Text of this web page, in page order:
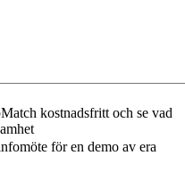
kostnadsfritt och se vad
för en demo av era